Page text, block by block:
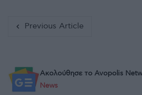
Ακολούθησε το Avopolis
News
Previous Article